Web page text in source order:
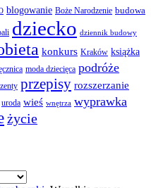
blogowanie Boże Narodzenie budowa
dziecko dziennik budowy
konkurs Kraków książka
moda dziecięca podróże
przepisy rozszerzanie
uroda wieś wnętrza wyprawka
życie